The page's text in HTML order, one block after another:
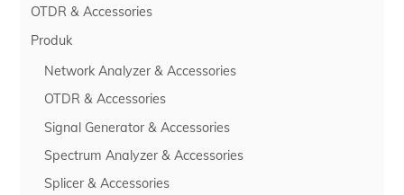
OTDR & Accessories
Produk
Network Analyzer & Accessories
OTDR & Accessories
Signal Generator & Accessories
Spectrum Analyzer & Accessories
Splicer & Accessories